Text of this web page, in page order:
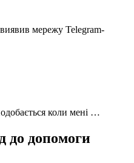
мережу Telegram-
коли мені …
до допомоги